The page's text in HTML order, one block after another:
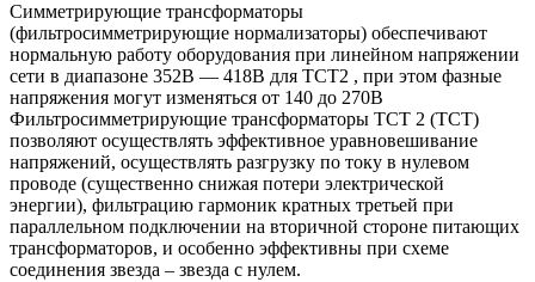
Симметрирующие трансформаторы
(фильтросимметрирующие нормализаторы) обеспечивают
нормальную работу оборудования при линейном напряжении
сети в диапазоне 352В — 418В для ТСТ2 , при этом фазные
напряжения могут изменяться от 140 до 270В
Фильтросимметрирующие трансформаторы ТСТ 2 (ТСТ)
позволяют осуществлять эффективное уравновешивание
напряжений, осуществлять разгрузку по току в нулевом
проводе (существенно снижая потери электрической
энергии), фильтрацию гармоник кратных третьей при
параллельном подключении на вторичной стороне питающих
трансформаторов, и особенно эффективны при схеме
соединения звезда – звезда с нулем.